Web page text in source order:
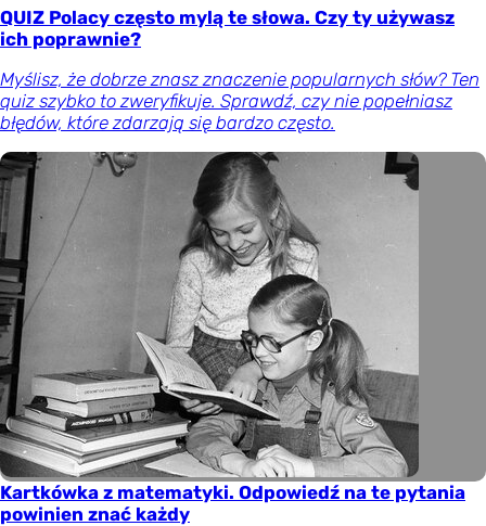
QUIZ Polacy często mylą te słowa. Czy ty używasz
ich poprawnie?
Myślisz, że dobrze znasz znaczenie popularnych słów? Ten
quiz szybko to zweryfikuje. Sprawdź, czy nie popełniasz
błędów, które zdarzają się bardzo często.
Kartkówka z matematyki. Odpowiedź na te pytania
powinien znać każdy